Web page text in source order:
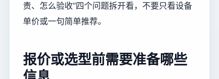
责、怎么验收”四个问题拆开看，不要只看设备
单价或一句简单推荐。
报价或选型前需要准备哪些